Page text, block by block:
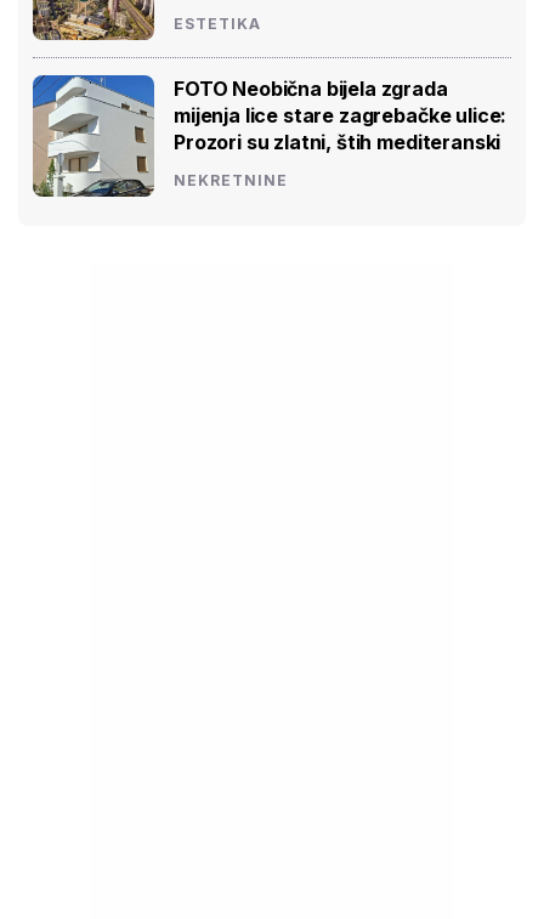
ESTETIKA
FOTO Neobična bijela zgrada
mijenja lice stare zagrebačke ulice:
Prozori su zlatni, štih mediteranski
NEKRETNINE